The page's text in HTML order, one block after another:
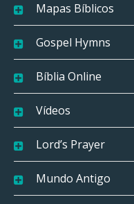
Mapas Bíblicos
Gospel Hymns
Bíblia Online
Vídeos
Lord’s Prayer
Mundo Antigo